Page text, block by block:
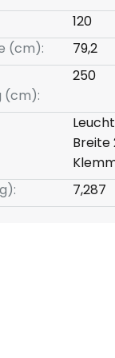
120
(cm):
79,2
(cm):
250
Breite
7,287